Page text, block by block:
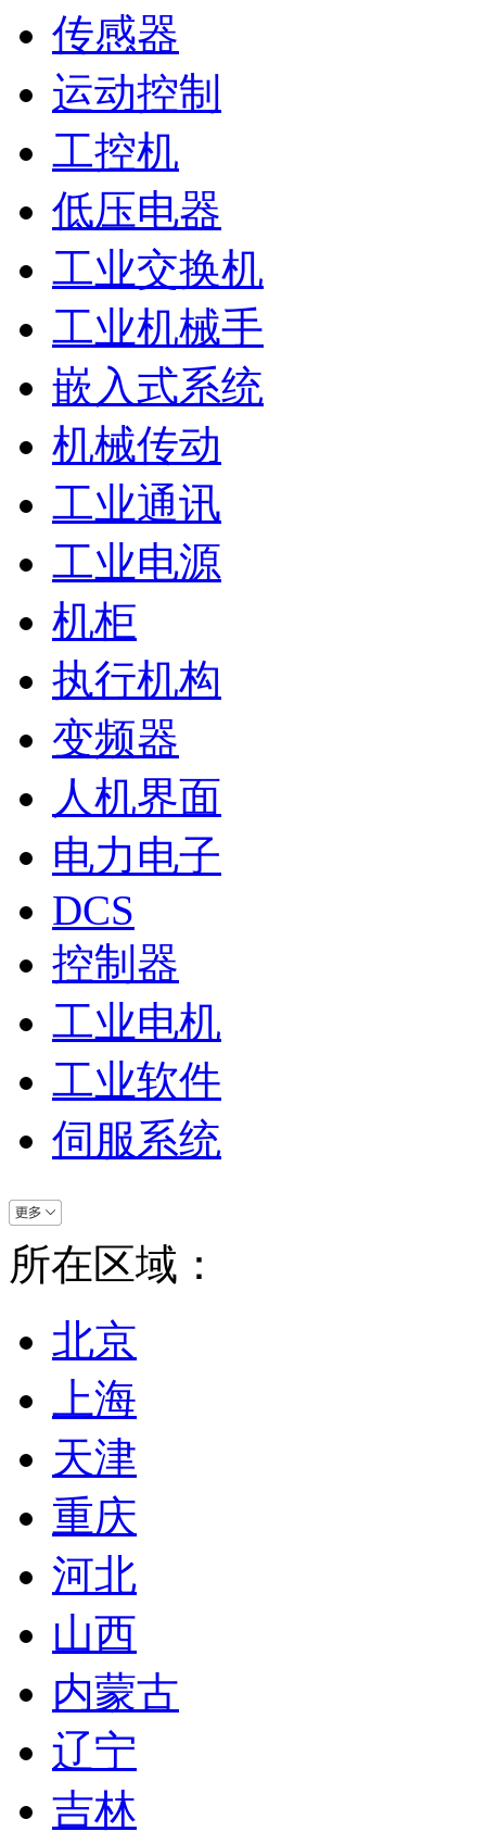
传感器
运动控制
工控机
低压电器
工业交换机
工业机械手
嵌入式系统
机械传动
工业通讯
工业电源
机柜
执行机构
变频器
人机界面
电力电子
DCS
控制器
工业电机
工业软件
伺服系统
所在区域：
北京
上海
天津
重庆
河北
山西
内蒙古
辽宁
吉林